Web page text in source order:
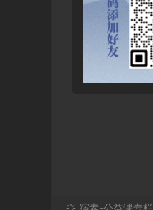
宿素-公益课专栏